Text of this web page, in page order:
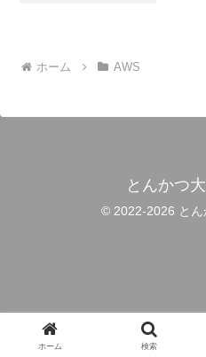
ホーム AWS
とんかつ
© 2022-2026 とん
ホーム 検索